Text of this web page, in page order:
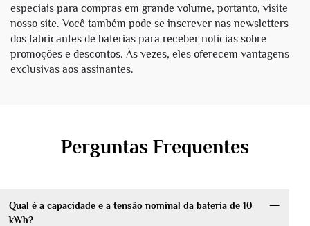
especiais para compras em grande volume, portanto, visite
nosso site. Você também pode se inscrever nas newsletters
dos fabricantes de baterias para receber notícias sobre
promoções e descontos. Às vezes, eles oferecem vantagens
exclusivas aos assinantes.
Perguntas Frequentes
Qual é a capacidade e a tensão nominal da bateria de 10
kWh?